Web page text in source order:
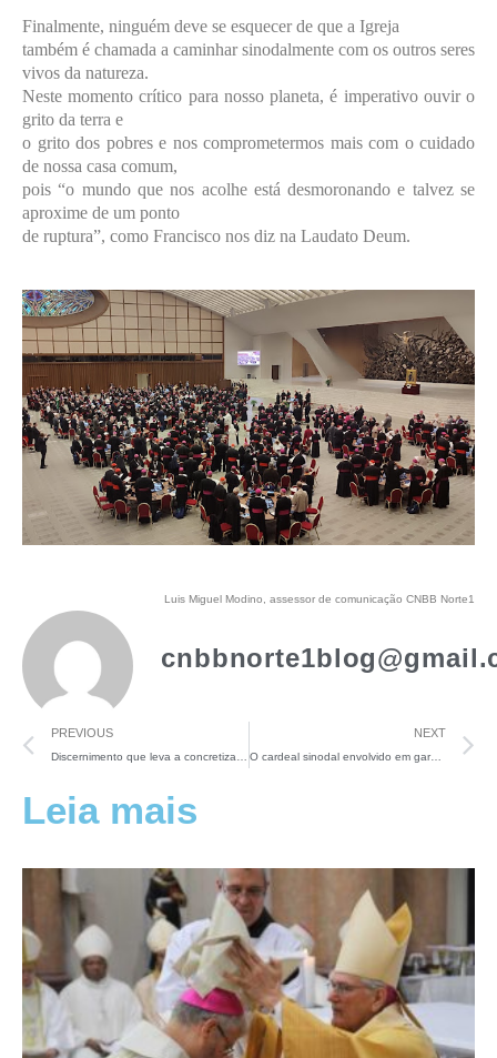
Leia mais
Finalmente, ninguém deve se esquecer de que a Igreja
também é chamada a caminhar sinodalmente com os outros seres
vivos da natureza.
Neste momento crítico para nosso planeta, é imperativo ouvir o
grito da terra e
o grito dos pobres e nos comprometermos mais com o cuidado
de nossa casa comum,
pois “o mundo que nos acolhe está desmoronando e talvez se
aproxime de um ponto
de ruptura”, como Francisco nos diz na Laudato Deum.
Luis Miguel Modino, assessor de comunicação CNBB Norte1
PREVIOUS NEXT
O cardeal sinodal envolvido em garantir que a luz da Igreja não falte aos pobres